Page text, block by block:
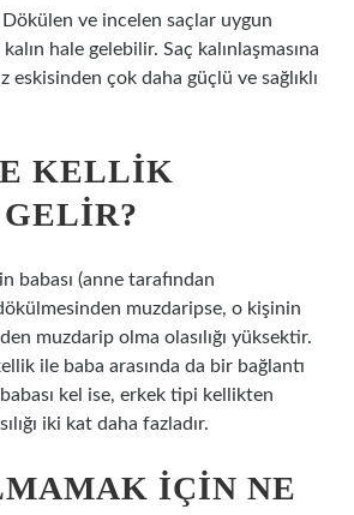
ve incelen saçlar uygun
kalın hale gelebilir. Saç kalınlaşmasına
eskisinden çok daha güçlü ve sağlıklı
KELLIK
babası (anne tarafından
muzdaripse, o kişinin
muzdarip olma olasılığı yüksektir.
ile baba arasında da bir bağlantı
kel ise, erkek tipi kellikten
iki kat daha fazladır.
IÇIN NE